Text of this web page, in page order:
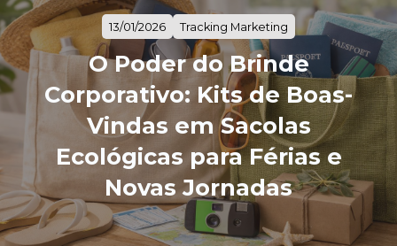
13/01/2026 Tracking Marketing
O Poder do Brinde
Corporativo: Kits de Boas-
Vindas em Sacolas
Ecológicas para Férias e
Novas Jornadas